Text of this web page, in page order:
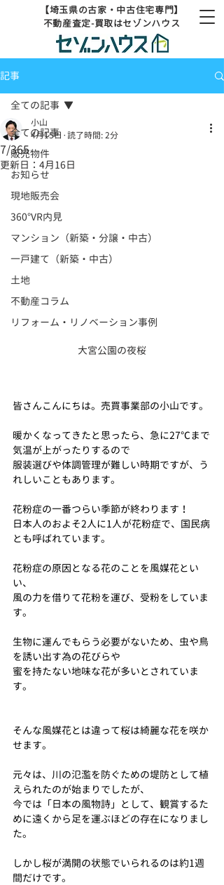
【埼玉県の古家・中古住宅専門】
不動産査定-買取はセゾンハウス
記事
全ての記事
販売物件
お知らせ
現地販売会
360°VR内見
マンション（新築・分譲・中古）
一戸建て（新築・中古）
土地
不動産コラム
リフォーム・リノベーション事例
全ての記事
7/365
小山
4月15日 読了時間: 2分
更新日： 4月16日
大宮公園の夜桜
皆さんこんにちは。売買事業部の小山です。
暖かくなってきたと思ったら、急に27℃まで
気温が上がったりするので
服装選びや体調管理が難しい時期ですが、う
れしいこともあります。
花粉症の一番つらい季節が終わります！
日本人のおよそ2人に1人が花粉症で、国民病
とも呼ばれています。
花粉症の原因となる花のことを風媒花とい
い、
風の力を借りて花粉を運び、受粉をしていま
す。
生物に運んでもらう必要がないため、虫や鳥
を誘い出す為の花びらや
蜜を持たない地味な花が多いとされていま
す。
そんな風媒花とは違って桜は綺麗な花を咲か
せます。
元々は、川の氾濫を防ぐための堤防として植
えられたのが始まりでしたが、
今では「日本の風物詩」として、観賞するた
めに遠くから足を運ぶほどの存在になりまし
た。
しかし桜が満開の状態でいられるのは約1週
間だけです。